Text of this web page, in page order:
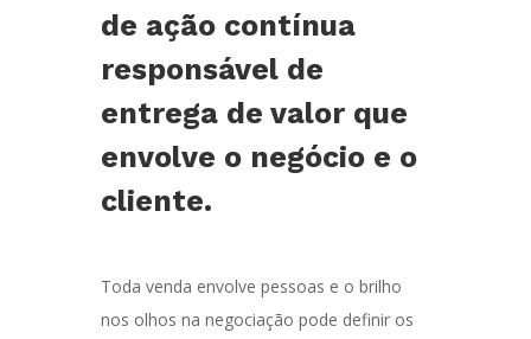
de ação contínua
responsável de
entrega de valor que
envolve o negócio e o
cliente.
Toda venda envolve pessoas e o brilho
nos olhos na negociação pode definir os